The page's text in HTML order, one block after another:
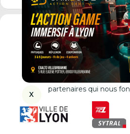
Premier city-guide
Le Petit Paumé est soutenu
partenaires qui nous
X